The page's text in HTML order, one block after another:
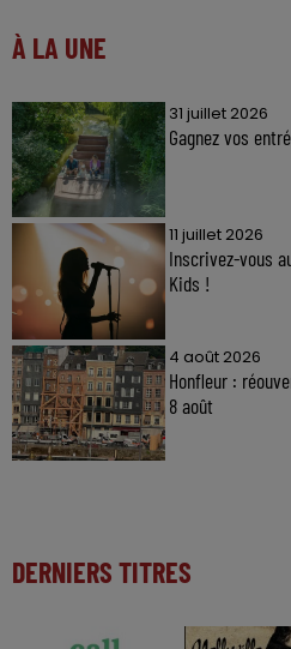
À LA UNE
31 juillet 2026
Gagnez vos
11 juillet 2026
Inscrivez-vous
Kids !
4 août 2026
Honfleur :
8 août
DERNIERS TITRES